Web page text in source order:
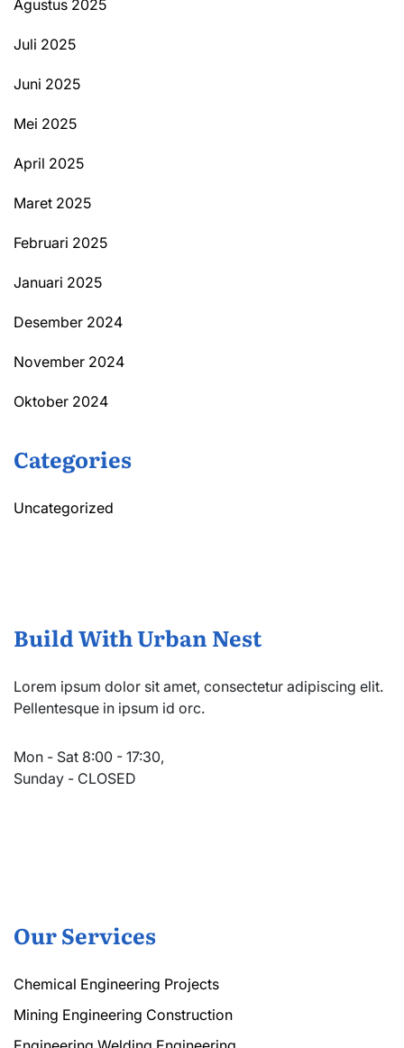
Agustus 2025
Juli 2025
Juni 2025
Mei 2025
April 2025
Maret 2025
Februari 2025
Januari 2025
Desember 2024
November 2024
Oktober 2024
Categories
Uncategorized
Build With Urban Nest
Lorem ipsum dolor sit amet, consectetur adipiscing elit.
Pellentesque in ipsum id orc.
Mon - Sat 8:00 - 17:30,
Sunday - CLOSED
Our Services
Chemical Engineering Projects
Mining Engineering Construction